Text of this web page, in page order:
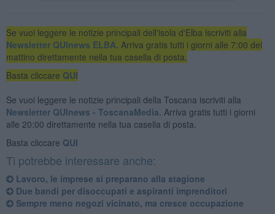
Se vuoi leggere le notizie principali dell'isola d'Elba iscriviti alla
Newsletter QUInews ELBA. Arriva gratis tutti i giorni alle 7:00 del
mattino direttamente nella tua casella di posta.
Basta cliccare QUI
Se vuoi leggere le notizie principali della Toscana iscriviti alla
Newsletter QUInews - ToscanaMedia. Arriva gratis tutti i giorni
alle 20:00 direttamente nella tua casella di posta.
Basta cliccare QUI
Ti potrebbe interessare anche:
Lavoro, le imprese si preparano alla stagione
Due bandi per disoccupati e aspiranti imprenditori
Sempre meno negozi vicinato, ma cresce occupazione